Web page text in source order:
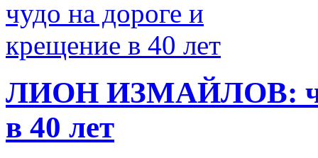
ЛИОН ИЗМАЙЛОВ:
в 40 лет